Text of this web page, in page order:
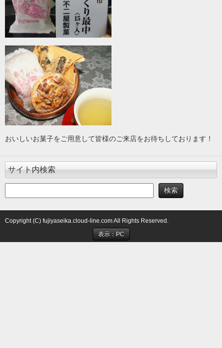
おいしいお菓子をご用意して皆様のご来店をお待ちしております！
サイト内検索
Copyright (C) fujiyaseika.cloud-line.com All Rights Reserved.
表示：PC